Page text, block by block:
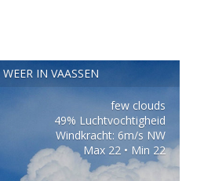
WEER IN VAASSEN
few clouds
49% Luchtvochtigheid
Windkracht: 6m/s NW
Max 22 • Min 22